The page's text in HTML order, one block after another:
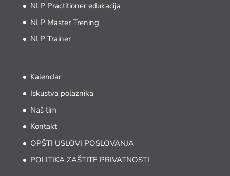
NLP Practitioner edukacija
NLP Master Trening
NLP Trainer
Kalendar
Iskustva polaznika
Naš tim
Kontakt
OPŠTI USLOVI POSLOVANJA
POLITIKA ZAŠTITE PRIVATNOSTI